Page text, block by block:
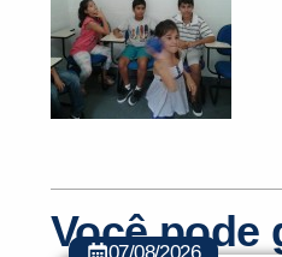
Você pode